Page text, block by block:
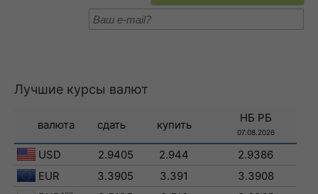
Лучшие курсы валют
валюта сдать купить
НБ РБ
07.08.2026
USD 2.9405 2.944
2.9386
EUR
3.3905 3.391
3.3908